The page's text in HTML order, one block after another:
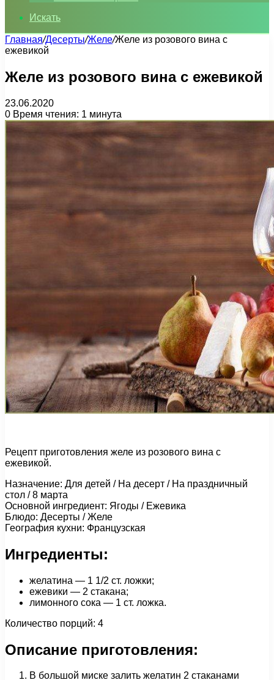
Искать
Главная/Десерты/Желе/Желе из розового вина с
ежевикой
Желе из розового вина с ежевикой
23.06.2020
0 Время чтения: 1 минута
Рецепт приготовления желе из розового вина с
ежевикой.
Назначение: Для детей / На десерт / На праздничный
стол / 8 марта
Основной ингредиент: Ягоды / Ежевика
Блюдо: Десерты / Желе
География кухни: Французская
Ингредиенты:
желатина — 1 1/2 ст. ложки;
ежевики — 2 стакана;
лимонного сока — 1 ст. ложка.
Количество порций: 4
Описание приготовления:
В большой миске залить желатин 2 стаканами